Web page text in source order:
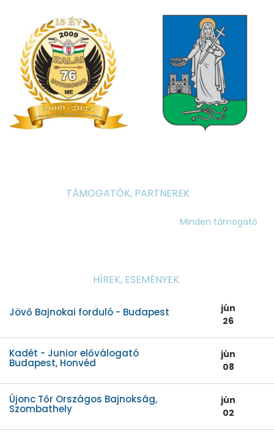
TÁMOGATÓK, PARTNEREK
Minden támogató
HÍREK, ESEMÉNYEK
Jövő Bajnokai forduló - Budapest
jún
26
Kadét - Junior előválogató
Budapest, Honvéd
jún
08
Újonc Tőr Országos Bajnokság,
Szombathely
jún
02